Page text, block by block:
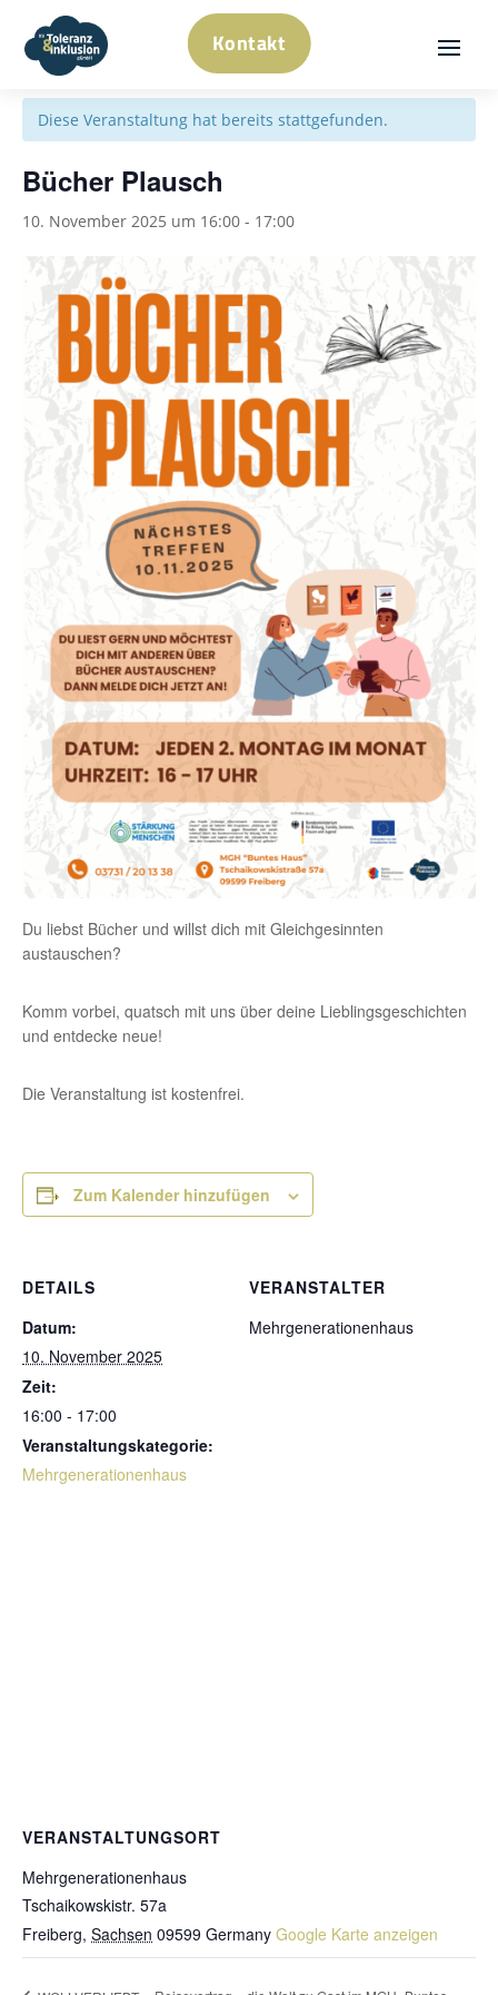
Kontakt
« Alle Veranstaltungen
Diese Veranstaltung hat bereits stattgefunden.
Bücher Plausch
10. November 2025 um 16:00 - 17:00
Du liebst Bücher und willst dich mit Gleichgesinnten
austauschen?
Komm vorbei, quatsch mit uns über deine Lieblingsgeschichten
und entdecke neue!
Die Veranstaltung ist kostenfrei.
Zum Kalender hinzufügen
DETAILS
Datum:
10. November 2025
Zeit:
16:00 - 17:00
Veranstaltungskategorie:
Mehrgenerationenhaus
VERANSTALTER
Mehrgenerationenhaus
VERANSTALTUNGSORT
Mehrgenerationenhaus
Tschaikowskistr. 57a
Freiberg, Sachsen 09599 Germany Google Karte anzeigen